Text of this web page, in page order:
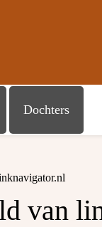
Dochters
van